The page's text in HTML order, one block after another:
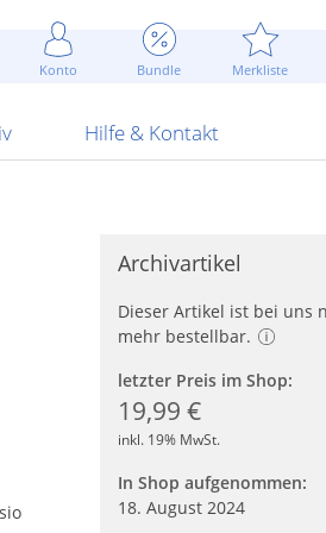
Konto Bundle Merkliste
Attrappen Blitzschnell...
Sommerpreise u.v.m.
ARS Pirotecnia
Hilfe & Kontakt
Kontaktformular
AGB
Archivartikel
Dieser Artikel ist bei uns
mehr bestellbar.
letzter Preis im Shop:
19,99 €
inkl. 19% MwSt.
In Shop aufgenommen:
18. August 2024